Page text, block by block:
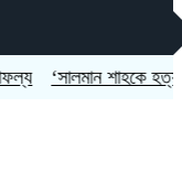
‘সালমান শাহকে হত্যায়